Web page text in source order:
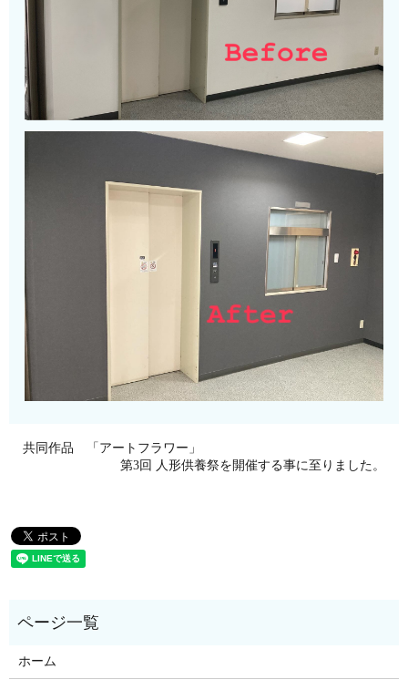
共同作品 「アートフラワー」
第3回 人形供養祭を開催する事に至りました。
ホーム